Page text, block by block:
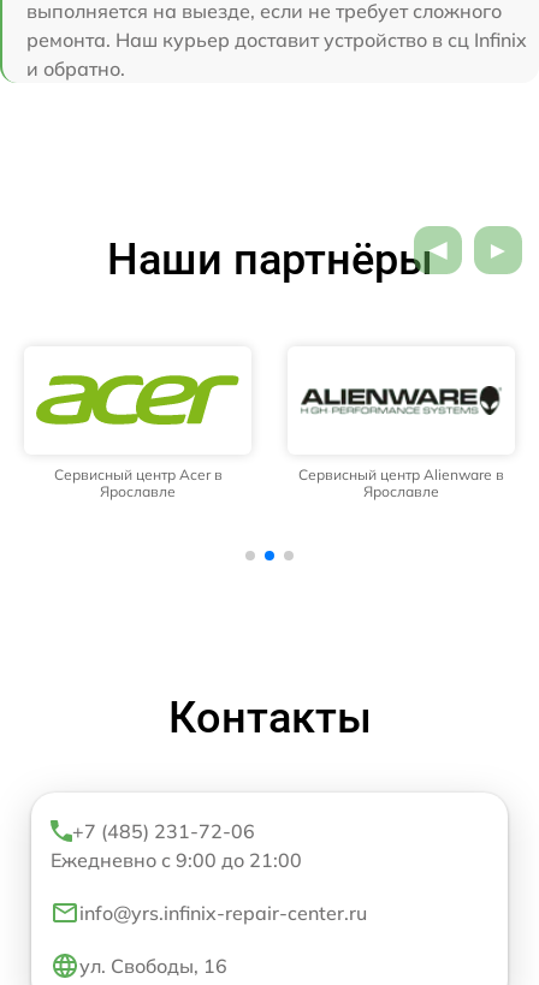
выполняется на выезде, если не требует сложного
ремонта. Наш курьер доставит устройство в сц Infinix
и обратно.
Наши партнёры
Сервисный центр Acer в
Ярославле
Сервисный центр Alienware в
Ярославле
Контакты
+7 (485) 231-72-06
Ежедневно с 9:00 до 21:00
info@yrs.infinix-repair-center.ru
ул. Свободы, 16